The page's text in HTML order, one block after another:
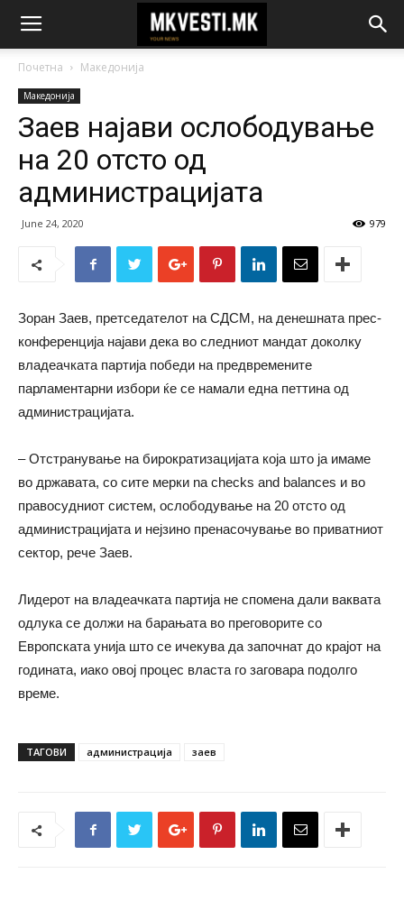
Почетна Македонија
Македонија
Заев најави ослободување
на 20 отсто од
администрацијата
June 24, 2020 979
Зоран Заев, претседателот на СДСМ, на денешната прес-
конференција најави дека во следниот мандат доколку
владеачката партија победи на предвремените
парламентарни избори ќе се намали една петтина од
администрацијата.
– Отстранување на бирократизацијата која што ја имаме
во државата, со сите мерки na checks and balances и во
правосудниот систем, ослободување на 20 отсто од
администрацијата и нејзино пренасочување во приватниот
сектор, рече Заев.
Лидерот на владеачката партија не спомена дали ваквата
одлука се должи на барањата во преговорите со
Европската унија што се ичекува да започнат до крајот на
годината, иако овој процес власта го заговара подолго
време.
ТАГОВИ администрација заев